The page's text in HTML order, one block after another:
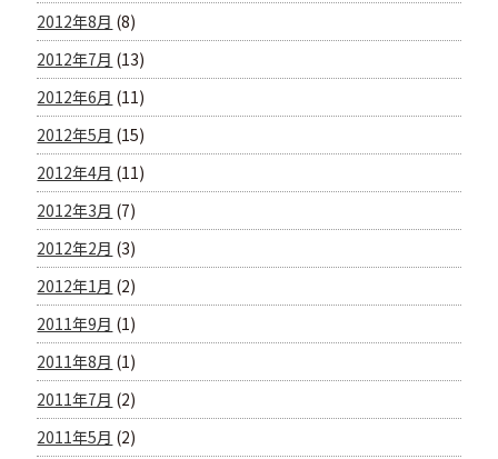
2012年8月 (8)
2012年7月 (13)
2012年6月 (11)
2012年5月 (15)
2012年4月 (11)
2012年3月 (7)
2012年2月 (3)
2012年1月 (2)
2011年9月 (1)
2011年8月 (1)
2011年7月 (2)
2011年5月 (2)